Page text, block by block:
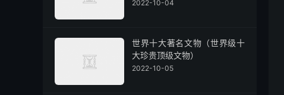
2022-10-04
世界十大著名文物（世界级十
大珍贵顶级文物）
2022-10-05